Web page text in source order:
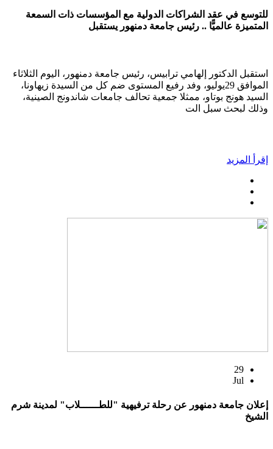
للتوسع في عقد الشراكات الدولية مع المؤسسات ذات السمعة
المتميزة عالميًّا .. رئيس جامعة دمنهور يستقبل
استقبل الدكتور إلهامي ترابيس، رئيس جامعة دمنهور، اليوم الثلاثاء
الموافق 29يوليو، وفد رفيع المستوى ضم كل من السيدة زيهاونا،
السيد هونج بوتاو، ممثلا جمعية تحالف جامعات شاندونج الصينية،
وذلك لبحث سبل الت
إقرأ المزيد
29
Jul
إعلان جامعة دمنهور عن رحلة ترفيهية "للطــــــلاب" لمدينة شرم
الشيخ